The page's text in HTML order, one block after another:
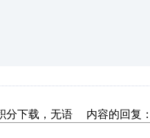
分下载，无语 内容的回复